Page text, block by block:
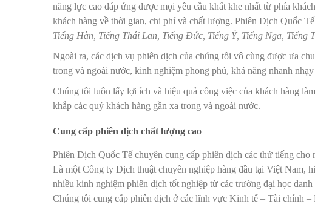
năng lực cao đáp ứng được mọi yêu cầu khắt khe nhất từ phía
khách hàng về thời gian, chi phí và chất lượng. Phiên Dịch Quốc
Tiếng Hàn, Tiếng Thái Lan, Tiếng Đức, Tiếng Ý, Tiếng Nga, Tiếng
Ngoài ra, các dịch vụ phiên dịch của chúng tôi vô cùng được ưa
trong và ngoài nước, kinh nghiệm phong phú, khả năng nhanh
Chúng tôi luôn lấy lợi ích và hiệu quả công việc của khách hàng
khắp các quý khách hàng gần xa trong và ngoài nước.
Cung cấp phiên dịch chất lượng cao
Phiên Dịch Quốc Tế chuyên cung cấp phiên dịch các thứ tiếng
Là một Công ty Dịch thuật chuyên nghiệp hàng đầu tại Việt Nam,
nhiều kinh nghiệm phiên dịch tốt nghiệp từ các trường đại học
Chúng tôi cung cấp phiên dịch ở các lĩnh vực Kinh tế – Tài chính